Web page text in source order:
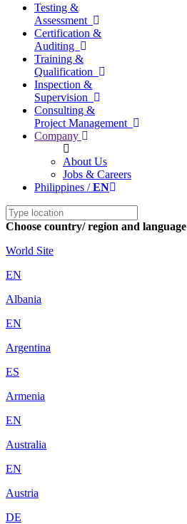
Testing &
Assessment
Certification &
Auditing
Training &
Qualification
Inspection &
Supervision
Consulting &
Project Management
Company
About Us
Jobs & Careers
Philippines /EN
Choose country/ region and language
World Site
EN
Albania
EN
Argentina
ES
Armenia
EN
Australia
EN
Austria
DE